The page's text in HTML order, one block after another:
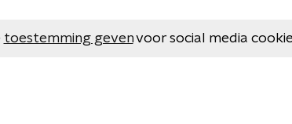
toestemming gevenvoor social media